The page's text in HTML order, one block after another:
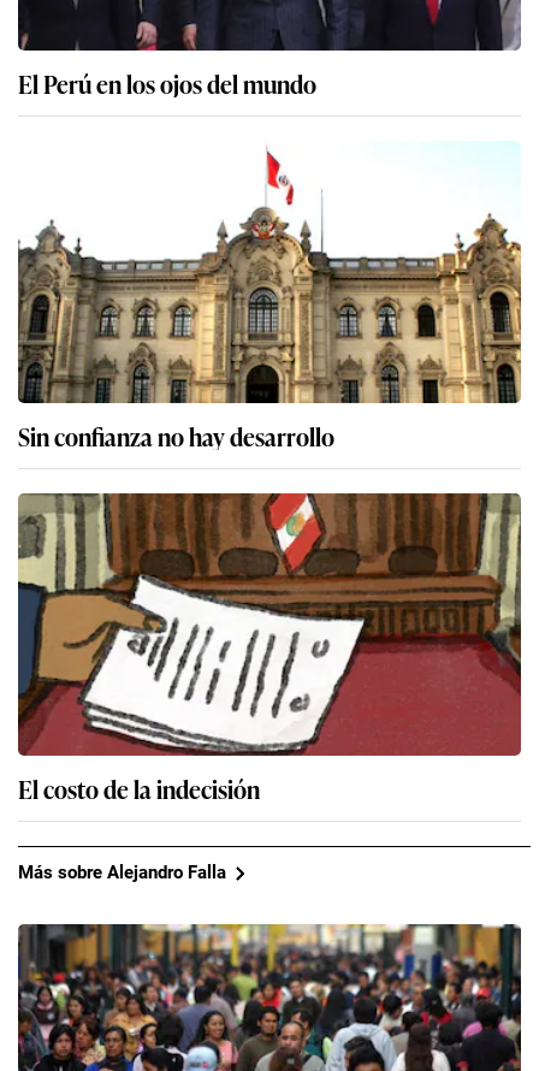
El Perú en los ojos del mundo
Sin confianza no hay desarrollo
El costo de la indecisión
Más sobre Alejandro Falla